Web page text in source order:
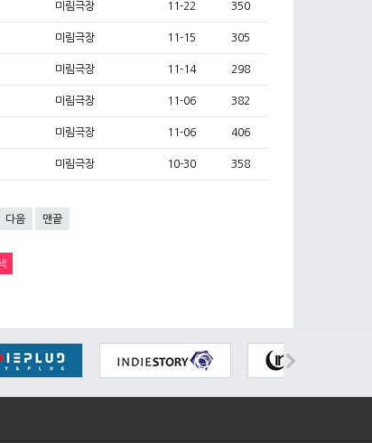
미림극장 11-22 350
미림극장 11-15 305
미림극장 11-14 298
미림극장 11-06 382
미림극장 11-06 406
미림극장 10-30 358
다음 맨끝